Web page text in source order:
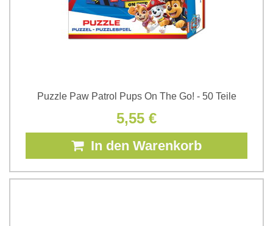
Puzzle Paw Patrol Pups On The Go! - 50 Teile
5,55 €
In den Warenkorb